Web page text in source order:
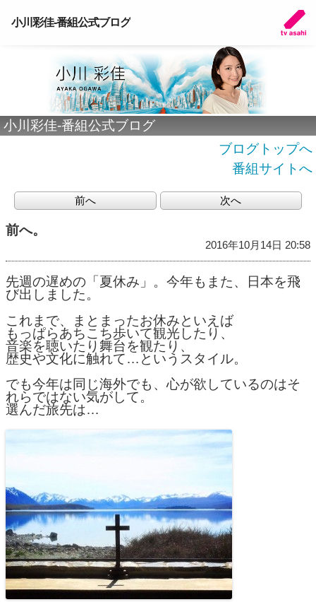
小川彩佳-番組公式ブログ
小川彩佳-番組公式ブログ
ブログトップへ
番組サイトへ
前へ 次へ
前へ。
2016年10月14日 20:58
先週の遅めの「夏休み」。今年もまた、日本を飛
び出しました。
これまで、まとまったお休みといえば
もっぱらあちこち歩いて観光したり、
音楽を聴いたり舞台を観たり、
歴史や文化に触れて…というスタイル。
でも今年は同じ海外でも、心が欲しているのはそ
れらではない気がして。
選んだ旅先は…